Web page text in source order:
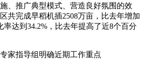
、推广典型模式、营造良好氛围的效
共完成早稻机插2508万亩，比去年增加
率达到34.2%，比去年提高了近8个百分
家指导组明确近期工作重点